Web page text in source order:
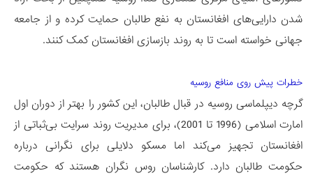
شدن دارایی‌‌های افغانستان به نفع طالبان حمایت کرده و از جامعه
جهانی خواسته است تا به روند بازسازی افغانستان کمک کنند.
خطرات پیش روی منافع روسیه
گرچه دیپلماسی روسیه در قبال طالبان، این کشور را بهتر از دوران اول
امارت اسلامی (1996 تا 2001)، برای مدیریت روند سرایت بی‌ثباتی از
افغانستان تجهیز می‌کند اما مسکو دلایلی برای نگرانی درباره
حکومت طالبان دارد. کارشناسان روس نگران هستند که حکومت